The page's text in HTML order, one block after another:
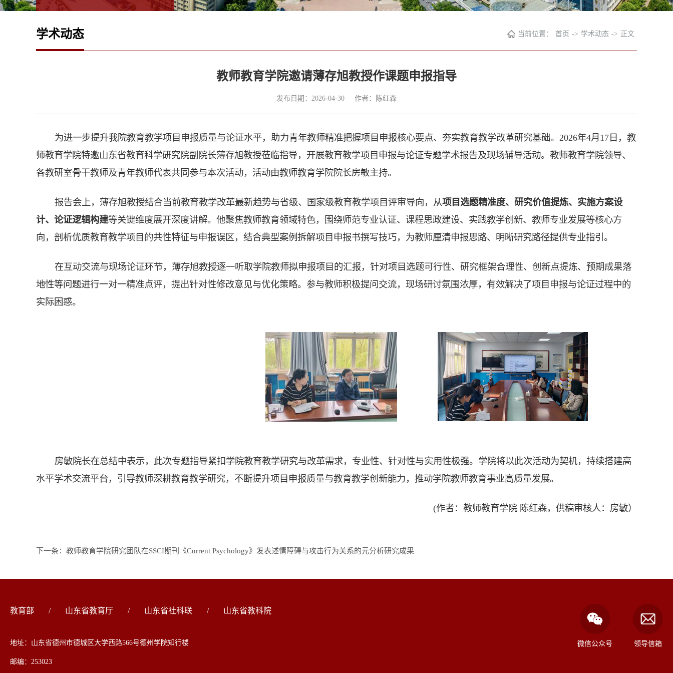
学术动态 当前位置： 首页 -> 学术动态 -> 正文
教师教育学院邀请薄存旭教授作课题申报指导
发布日期：2026-04-30 作者：陈红森
为进一步提升我院教育教学项目申报质量与论证水平，助力青年教师精准把握项目申报核心要点、夯实教育教学改革研究基础。2026年4月17日，教
师教育学院特邀山东省教育科学研究院副院长薄存旭教授莅临指导，开展教育教学项目申报与论证专题学术报告及现场辅导活动。教师教育学院领导、
各教研室骨干教师及青年教师代表共同参与本次活动，活动由教师教育学院院长房敏主持。
报告会上，薄存旭教授结合当前教育教学改革最新趋势与省级、国家级教育教学项目评审导向，从项目选题精准度、研究价值提炼、实施方案设
计、论证逻辑构建等关键维度展开深度讲解。他聚焦教师教育领域特色，围绕师范专业认证、课程思政建设、实践教学创新、教师专业发展等核心方
向，剖析优质教育教学项目的共性特征与申报误区，结合典型案例拆解项目申报书撰写技巧，为教师厘清申报思路、明晰研究路径提供专业指引。
在互动交流与现场论证环节，薄存旭教授逐一听取学院教师拟申报项目的汇报，针对项目选题可行性、研究框架合理性、创新点提炼、预期成果落
地性等问题进行一对一精准点评，提出针对性修改意见与优化策略。参与教师积极提问交流，现场研讨氛围浓厚，有效解决了项目申报与论证过程中的
实际困惑。
房敏院长在总结中表示，此次专题指导紧扣学院教育教学研究与改革需求，专业性、针对性与实用性极强。学院将以此次活动为契机，持续搭建高
水平学术交流平台，引导教师深耕教育教学研究，不断提升项目申报质量与教育教学创新能力，推动学院教师教育事业高质量发展。
(作者：教师教育学院 陈红森，供稿审核人：房敏）
下一条： 教师教育学院研究团队在SSCI期刊《Current Psychology》发表述情障碍与攻击行为关系的元分析研究成果
教育部 / 山东省教育厅 / 山东省社科联 / 山东省教科院
地址：山东省德州市德城区大学西路566号德州学院知行楼
邮编：253023
微信公众号 领导信箱